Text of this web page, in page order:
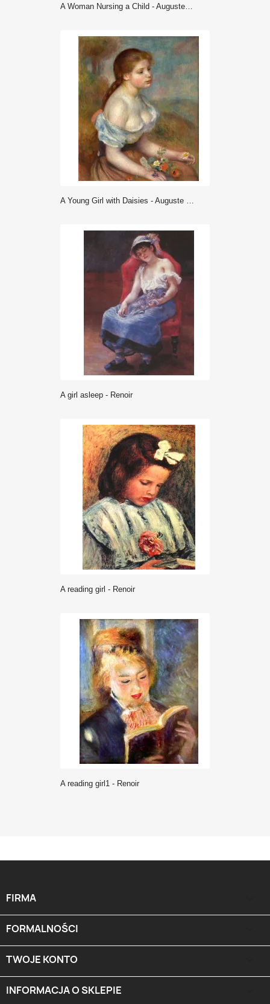
A Woman Nursing a Child - Auguste Renoir
A Young Girl with Daisies - Auguste Renoir
A girl asleep - Renoir
A reading girl - Renoir
A reading girl1 - Renoir
FIRMA
FORMALNOŚCI
TWOJE KONTO
INFORMACJA O SKLEPIE